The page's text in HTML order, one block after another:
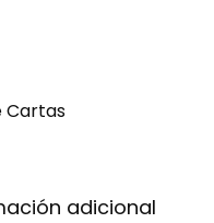
Cartas
adicional